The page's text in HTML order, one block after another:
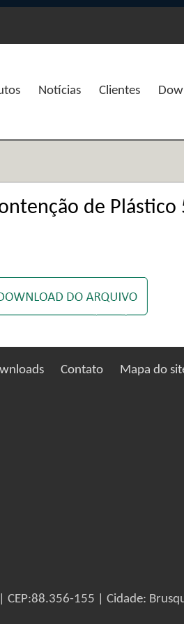
Notícias Clientes
de Plástico
Contato Mapa do
155 | Cidade: